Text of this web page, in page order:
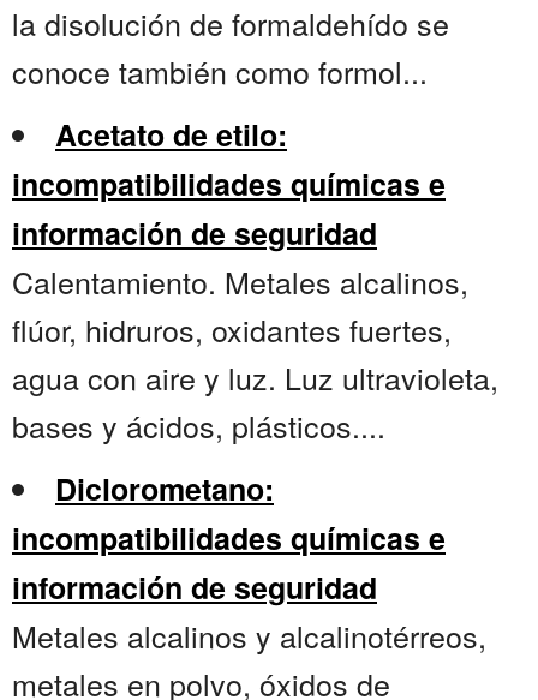
la disolución de formaldehído se
conoce también como formol...
Acetato de etilo:
incompatibilidades químicas e
información de seguridad
Calentamiento. Metales alcalinos,
flúor, hidruros, oxidantes fuertes,
agua con aire y luz. Luz ultravioleta,
bases y ácidos, plásticos....
Diclorometano:
incompatibilidades químicas e
información de seguridad
Metales alcalinos y alcalinotérreos,
metales en polvo, óxidos de